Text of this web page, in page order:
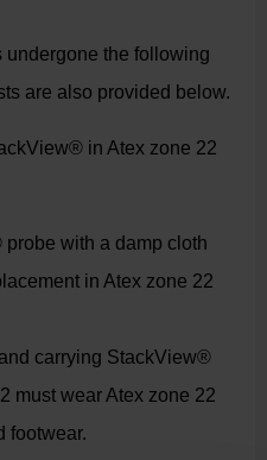
the following
are also provided below.
in Atex zone 22
with a damp cloth
in Atex zone 22
carrying StackView®
must wear Atex zone 22
footwear.